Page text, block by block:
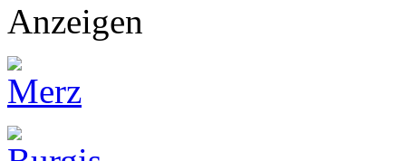
Anzeigen